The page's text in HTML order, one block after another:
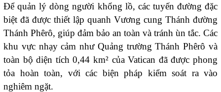
Để quản lý dòng người khổng lồ, các tuyến đường đặc
biệt đã được thiết lập quanh Vương cung Thánh đường
Thánh Phêrô, giúp đảm bảo an toàn và tránh ùn tắc. Các
khu vực nhạy cảm như Quảng trường Thánh Phêrô và
toàn bộ diện tích 0,44 km² của Vatican đã được phong
tỏa hoàn toàn, với các biện pháp kiểm soát ra vào
nghiêm ngặt.